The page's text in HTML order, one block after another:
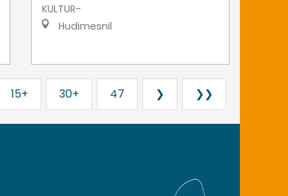
KULTUR-
Hudimesnil
15+ 30+ 47 ❯ ❯❯